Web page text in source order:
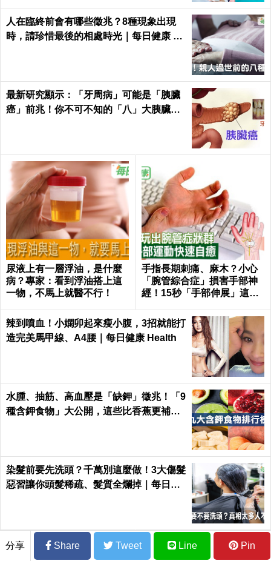
人在臨終前會有哪些徵兆？8種現象出現
時，請珍惜最後的相處時光｜每日健康 He
最新研究顯示：「牙周病」可能是「胰臟
癌」前兆！你不可不知的「八」大胰臟癌
尿液上有一層浮油，是什麼
病？專家：看到浮油搭上這
一物，不馬上就醫不行！
手指長期刺痛、麻木？小心
「腕管綜合症」損害手部神
經！15秒「手部伸展」這樣
辣到噴血！小嫻卯起來瘦小腹，3招就能打
造完美馬甲線、A4腰｜每日健康 Health
水腫、抽筋、高血壓是「缺鉀」徵兆！「9
種含鉀食物」大公開，這些比香蕉更補鉀
染髮前要先洗頭？千萬別這麼做！3大傷髮
惡習讓你頭髮稀疏、髮質全爛掉｜每日健
分享 Share Tweet Line Pin